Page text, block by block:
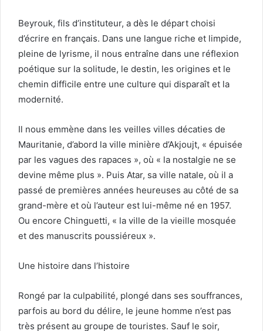
Beyrouk, fils d’instituteur, a dès le départ choisi
d’écrire en français. Dans une langue riche et limpide,
pleine de lyrisme, il nous entraîne dans une réflexion
poétique sur la solitude, le destin, les origines et le
chemin difficile entre une culture qui disparaît et la
modernité.
Il nous emmène dans les veilles villes décaties de
Mauritanie, d’abord la ville minière d’Akjoujt, « épuisée
par les vagues des rapaces », où « la nostalgie ne se
devine même plus ». Puis Atar, sa ville natale, où il a
passé de premières années heureuses au côté de sa
grand-mère et où l’auteur est lui-même né en 1957.
Ou encore Chinguetti, « la ville de la vieille mosquée
et des manuscrits poussiéreux ».
Une histoire dans l’histoire
Rongé par la culpabilité, plongé dans ses souffrances,
parfois au bord du délire, le jeune homme n’est pas
très présent au groupe de touristes. Sauf le soir,